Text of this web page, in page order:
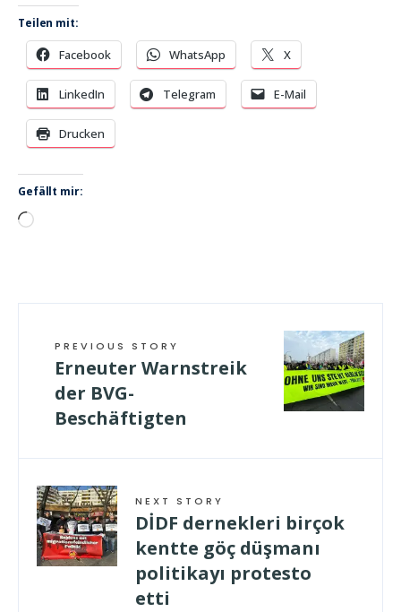
Teilen mit:
Facebook WhatsApp X
LinkedIn Telegram E-Mail
Drucken
Gefällt mir:
Wird
PREVIOUS STORY
Erneuter Warnstreik
der BVG-
Beschäftigten
NEXT STORY
DİDF dernekleri birçok
kentte göç düşmanı
politikayı protesto
etti